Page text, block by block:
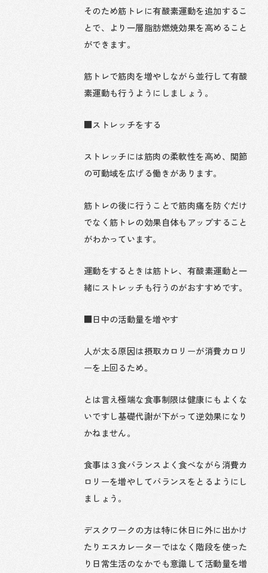
そのため筋トレに有酸素運動を追加するこ
とで、より一層脂肪燃焼効果を高めること
ができます。
筋トレで筋肉を増やしながら並行して有酸
素運動も行うようにしましょう。
■ストレッチをする
ストレッチには筋肉の柔軟性を高め、関節
の可動域を広げる働きがあります。
筋トレの後に行うことで筋肉痛を防ぐだけ
でなく筋トレの効果自体もアップすること
がわかっています。
運動をするときは筋トレ、有酸素運動と一
緒にストレッチも行うのがおすすめです。
■日中の活動量を増やす
人が太る原因は摂取カロリーが消費カロリ
ーを上回るため。
とは言え極端な食事制限は健康にもよくな
いですし基礎代謝が下がって逆効果になり
かねません。
食事は３食バランスよく食べながら消費カ
ロリーを増やしてバランスをとるようにし
ましょう。
デスクワークの方は特に休日に外に出かけ
たりエスカレーターではなく階段を使った
り日常生活のなかでも意識して活動量を増